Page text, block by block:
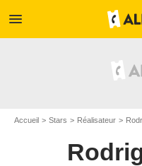
menu
Accueil Stars Réalisateur